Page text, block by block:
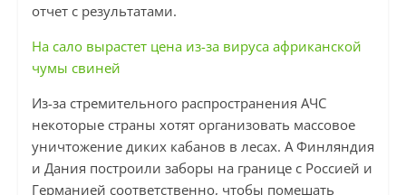
отчет с результатами.
На сало вырастет цена из-за вируса африканской
чумы свиней
Из-за стремительного распространения АЧС
некоторые страны хотят организовать массовое
уничтожение диких кабанов в лесах. А Финляндия
и Дания построили заборы на границе с Россией и
Германией соответственно, чтобы помешать